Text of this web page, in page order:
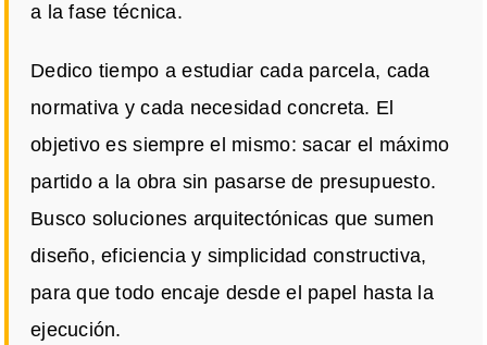
a la fase técnica.
Dedico tiempo a estudiar cada parcela, cada
normativa y cada necesidad concreta. El
objetivo es siempre el mismo: sacar el máximo
partido a la obra sin pasarse de presupuesto.
Busco soluciones arquitectónicas que sumen
diseño, eficiencia y simplicidad constructiva,
para que todo encaje desde el papel hasta la
ejecución.